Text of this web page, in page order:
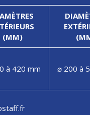
(MM)
à 420 mm ⌀ 200 à